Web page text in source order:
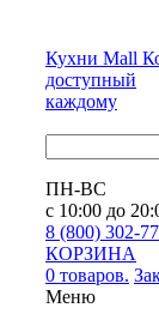
Кухни Mall
доступный
каждому
ПН-ВС
с 10:00 до
8 (800) 302-
КОРЗИНА
0 товаров.
Меню